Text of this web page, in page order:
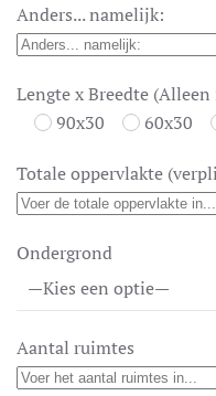
Anders... namelijk:
Lengte x Breedte
90x30
60x30
Totale oppervlakte
Ondergrond
Aantal ruimtes